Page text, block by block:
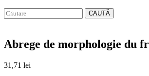
CAUTĂ
Abrege de morphologie du
31,71 lei